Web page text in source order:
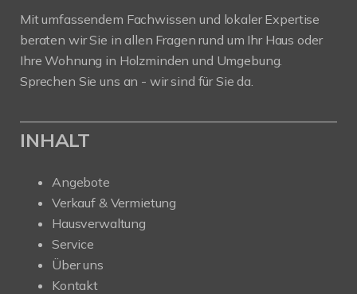
Mit umfassendem Fachwissen und lokaler Expertise
beraten wir Sie in allen Fragen rund um Ihr Haus oder
Ihre Wohnung in Holzminden und Umgebung.
Sprechen Sie uns an - wir sind für Sie da.
INHALT
Angebote
Verkauf & Vermietung
Hausverwaltung
Service
Über uns
Kontakt